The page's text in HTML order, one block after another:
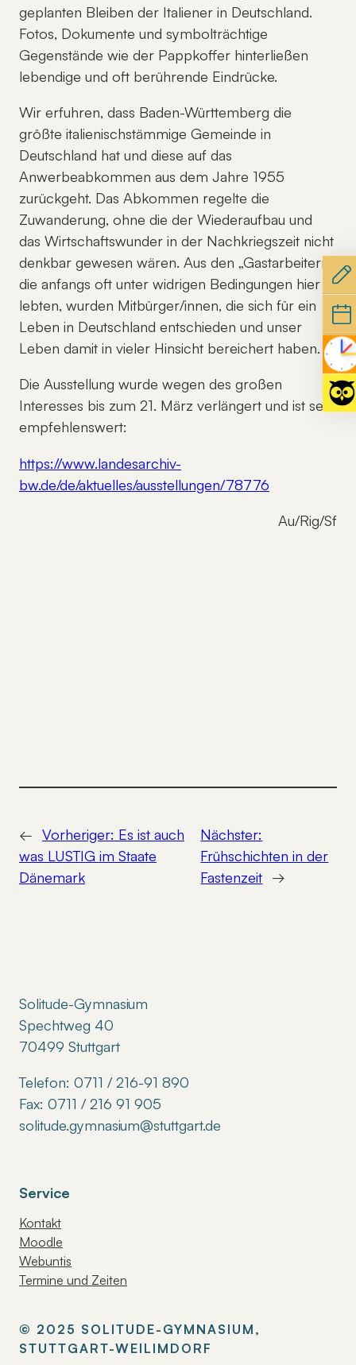
geplanten Bleiben der Italiener in Deutschland.
Fotos, Dokumente und symbolträchtige
Gegenstände wie der Pappkoffer hinterließen
lebendige und oft berührende Eindrücke.
Wir erfuhren, dass Baden-Württemberg die
größte italienischstämmige Gemeinde in
Deutschland hat und diese auf das
Anwerbeabkommen aus dem Jahre 1955
zurückgeht. Das Abkommen regelte die
Zuwanderung, ohne die der Wiederaufbau und
das Wirtschaftswunder in der Nachkriegszeit nicht
denkbar gewesen wären. Aus den „Gastarbeitern“,
die anfangs oft unter widrigen Bedingungen hier
lebten, wurden Mitbürger/innen, die sich für ein
Leben in Deutschland entschieden und unser
Leben damit in vieler Hinsicht bereichert haben.
Die Ausstellung wurde wegen des großen
Interesses bis zum 21. März verlängert und ist sehr
empfehlenswert:
https://www.landesarchiv-
bw.de/de/aktuelles/ausstellungen/78776
Au/Rig/Sf
← Vorheriger: Es ist auch
was LUSTIG im Staate
Dänemark
Nächster:
Frühschichten in der
Fastenzeit →
Solitude-Gymnasium
Spechtweg 40
70499 Stuttgart
Telefon: 0711 / 216-91 890
Fax: 0711 / 216 91 905
solitude.gymnasium@stuttgart.de
Service
Kontakt
Moodle
Webuntis
Termine und Zeiten
© 2025 SOLITUDE-GYMNASIUM,
STUTTGART-WEILIMDORF